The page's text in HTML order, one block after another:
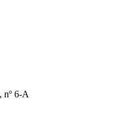
nº 6-A